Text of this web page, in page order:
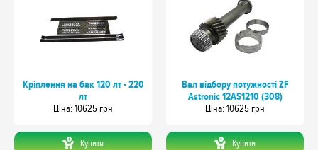
Кріплення на бак 120 лт - 220
лт
Цiна: 10625 грн
Купити
Вал відбору потужності ZF
Astronic 12AS1210 (308)
Цiна: 10625 грн
Купити